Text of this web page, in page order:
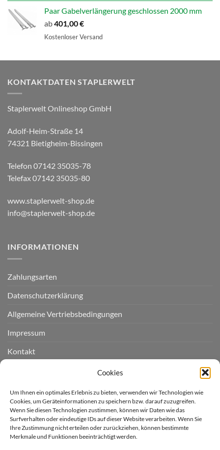
Cookies
Um Ihnen ein optimales Erlebnis zu bieten, verwenden wir Technologien wie
Cookies, um Geräteinformationen zu speichern bzw. darauf zuzugreifen.
Wenn Sie diesen Technologien zustimmen, können wir Daten wie das
Surfverhalten oder eindeutige IDs auf dieser Website verarbeiten. Wenn Sie
Ihre Zustimmung nicht erteilen oder zurückziehen, können bestimmte
Merkmale und Funktionen beeinträchtigt werden.
Paar Gabelverlängerung geschlossen 2000 mm
ab401,00€
Kostenloser Versand
KONTAKTDATEN STAPLERWELT
Staplerwelt Onlineshop GmbH
Adolf-Heim-Straße 14
74321 Bietigheim-Bissingen
Telefon 07142 35035-78
Telefax 07142 35035-80
www.staplerwelt-shop.de
info@staplerwelt-shop.de
INFORMATIONEN
Zahlungsarten
Datenschutzerklärung
Allgemeine Vertriebsbedingungen
Impressum
Kontakt
Cookie-Richtlinie (EU)
LIEFERGEBIET